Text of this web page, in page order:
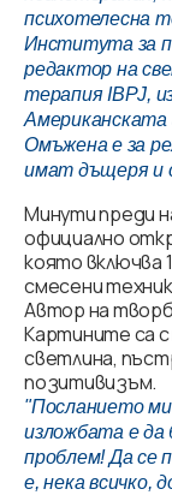
психотелесна
Института за
редактор на
терапия IBPJ,
Американската
Омъжена е за
имат дъщеря и
Минути преди
официално
която включва
смесени
Автор на
Картините са
светлина,
позитивизъм.
"Посланието
изложбата е да
проблем! Да се
е, нека всичко,